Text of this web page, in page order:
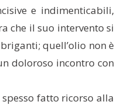
e indimenticabili,
che il suo intervento si
quell’olio non è
doloroso incontro con
fatto ricorso alla